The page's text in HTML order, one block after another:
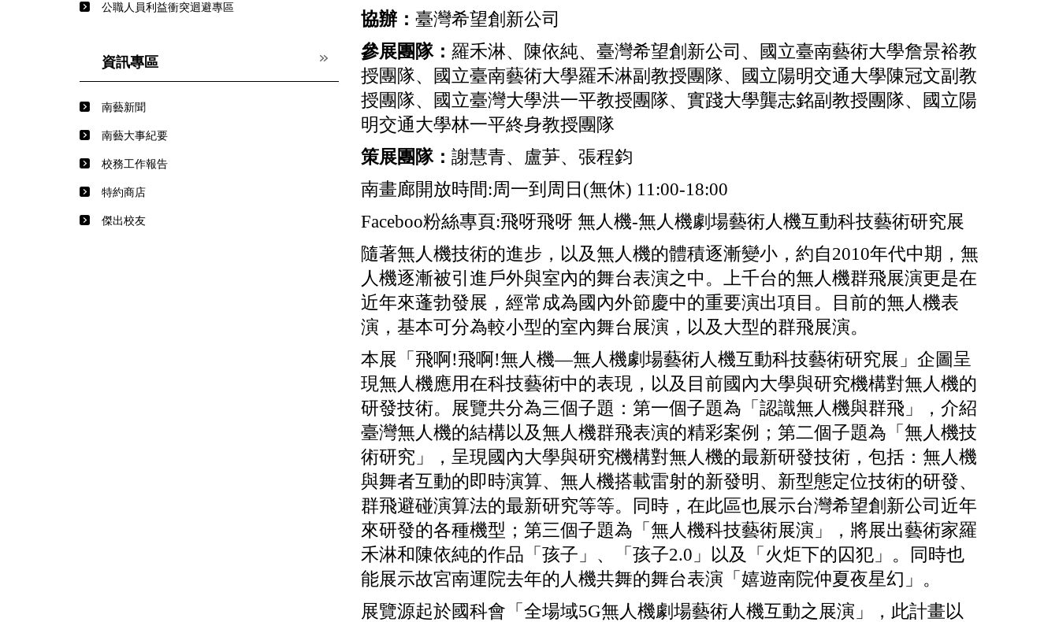
公職人員利益衝突迴避專區
資訊專區
南藝新聞
南藝大事紀要
校務工作報告
特約商店
傑出校友
協辦： 臺灣希望創新公司
參展團隊： 羅禾淋、陳依純、臺灣希望創新公司、國立臺南藝術大學詹景裕教
授團隊、國立臺南藝術大學羅禾淋副教授團隊、國立陽明交通大學陳冠文副教
授團隊、國立臺灣大學洪一平教授團隊、實踐大學龔志銘副教授團隊、國立陽
明交通大學林一平終身教授團隊
策展團隊： 謝慧青、盧芛、張程鈞
南畫廊開放時間:周一到周日(無休) 11:00-18:00
Faceboo粉絲專頁:飛呀飛呀 無人機-無人機劇場藝術人機互動科技藝術研究展
隨著無人機技術的進步，以及無人機的體積逐漸變小，約自2010年代中期，無
人機逐漸被引進戶外與室內的舞台表演之中。上千台的無人機群飛展演更是在
近年來蓬勃發展，經常成為國內外節慶中的重要演出項目。目前的無人機表
演，基本可分為較小型的室內舞台展演，以及大型的群飛展演。
本展「飛啊!飛啊!無人機—無人機劇場藝術人機互動科技藝術研究展」企圖呈
現無人機應用在科技藝術中的表現，以及目前國內大學與研究機構對無人機的
研發技術。展覽共分為三個子題：第一個子題為「認識無人機與群飛」，介紹
臺灣無人機的結構以及無人機群飛表演的精彩案例；第二個子題為「無人機技
術研究」，呈現國內大學與研究機構對無人機的最新研發技術，包括：無人機
與舞者互動的即時演算、無人機搭載雷射的新發明、新型態定位技術的研發、
群飛避碰演算法的最新研究等等。同時，在此區也展示台灣希望創新公司近年
來研發的各種機型；第三個子題為「無人機科技藝術展演」，將展出藝術家羅
禾淋和陳依純的作品「孩子」、「孩子2.0」以及「火炬下的囚犯」。同時也
能展示故宮南運院去年的人機共舞的舞台表演「嬉遊南院仲夏夜星幻」。
展覽源起於國科會「全場域5G無人機劇場藝術人機互動之展演」，此計畫以